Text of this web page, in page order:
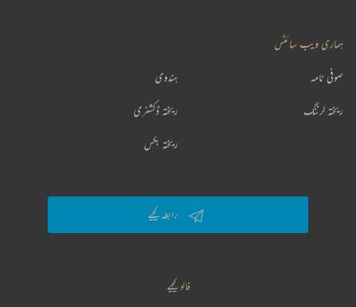
ہماری ویب سائٹس
ہندوی صوفی نامہ
ریختہ ڈکشنری ریختہ لرننگ
ریختہ بکس
رابطہ کیجیے
فالو کیجیے